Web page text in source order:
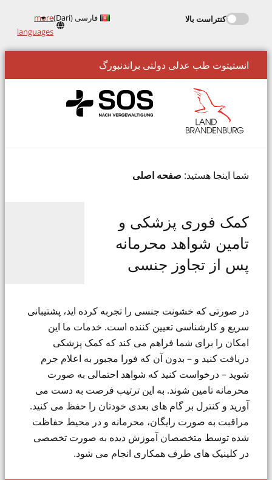
Kontrastmodus
کنتراست بالا فارسی (Dari)
more
languages
انستیتوت طب عدلی دولتی براندنبورگ
شما اینجا هستید: صفحه اصلی
کمک فوری پزشکی و
تامین شواهد محرمانه
پس از تجاوز جنسی
در صورتی که خشونت جنسی را تجربه کرده اید، پشتیبانی
سریع و کارشناسی تعیین کننده است. خدمات ما این
امکان را برای شما فراهم می کند که کمک پزشکی
دریافت کنید و – بدون آن که فورا مجبور به اعلام جرم
شوید – درخواست کنید که شواهد احتمالی به صورت
محرمانه تامین شوند. به این ترتیب فرصت به دست می
آورید و کنترل بر گام های بعدی خودتان را حفظ می کنید.
مراقبت به صورت رایگان، محرمانه و در محیط حفاظت
شده توسط متخصصان آموزش دیده به صورت تخصصی
در کلینیک های طرف همکاری انجام می شود.